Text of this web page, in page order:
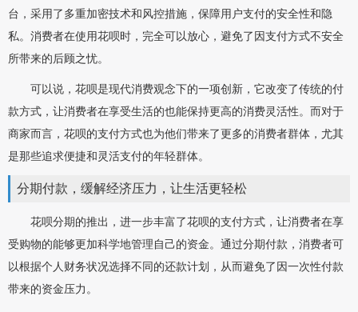
台，采用了多重加密技术和风控措施，保障用户支付的安全性和隐
私。消费者在使用花呗时，完全可以放心，避免了因支付方式不安全
所带来的后顾之忧。
可以说，花呗是现代消费观念下的一项创新，它改变了传统的付
款方式，让消费者在享受生活的也能保持更高的消费灵活性。而对于
商家而言，花呗的支付方式也为他们带来了更多的消费者群体，尤其
是那些追求便捷和灵活支付的年轻群体。
分期付款，缓解经济压力，让生活更轻松
花呗分期的推出，进一步丰富了花呗的支付方式，让消费者在享
受购物的能够更加科学地管理自己的资金。通过分期付款，消费者可
以根据个人财务状况选择不同的还款计划，从而避免了因一次性付款
带来的资金压力。